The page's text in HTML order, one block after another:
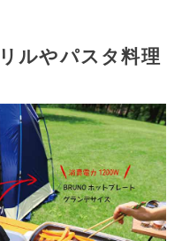
ルやパスタ料理